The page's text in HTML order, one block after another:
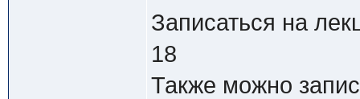
Записаться на
18
Также можно